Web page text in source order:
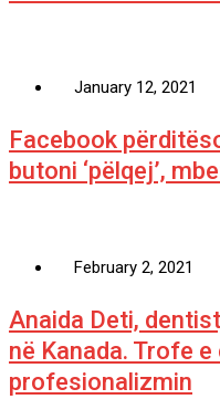
January 12, 2021
Facebook
butoni ‘pëlqej’,
February 2, 2021
Anaida Deti,
në Kanada. Trofe
profesionalizmin